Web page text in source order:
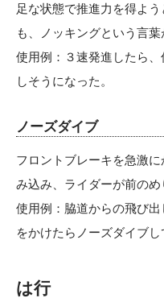
足な状態で推進力を得よ
も、ノッキングという言葉
使用例：３速発進したら
しそうになった。
ノーズダイブ
フロントブレーキを急激
み込み、ライダーが前のめ
使用例：脇道からの飛び
をかけたらノーズダイブし
は行